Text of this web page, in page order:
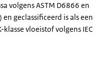
volgens ASTM D6866 en
geclassificeerd is als een
vloeistof volgens IEC